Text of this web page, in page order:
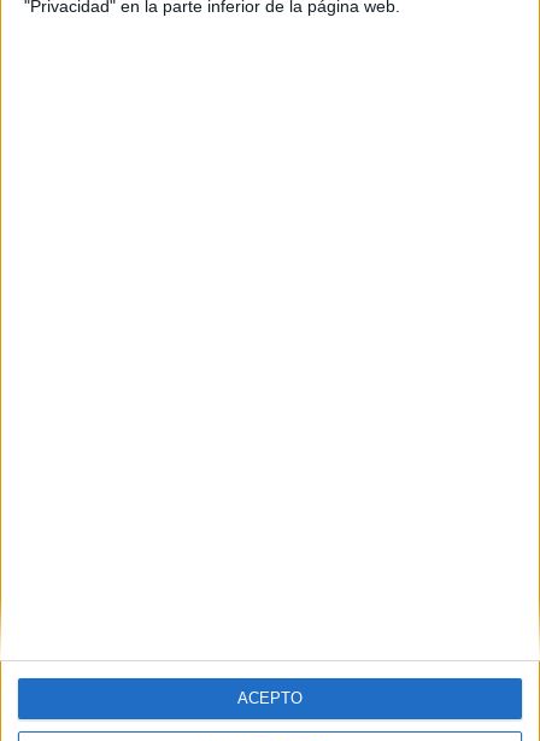
"Privacidad" en la parte inferior de la página web.
ACEPTO
Aceptolos Términos y Condicionesde uso*
Y como regalo de agradecimiento, por registrarte te daremos
gratis una copia de nuestro ebook con 100 consejos para tu
primer año de universidad